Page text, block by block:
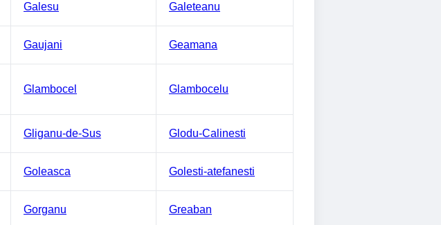
Galesu Galeteanu
Gaujani Geamana
Glambocel Glambocelu
Gliganu-de-Sus Glodu-Calinesti
Goleasca Golesti-atefanesti
Gorganu Greaban